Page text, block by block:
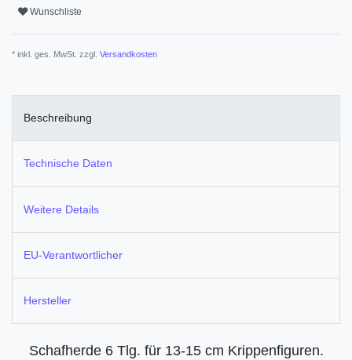
Wunschliste
* inkl. ges. MwSt. zzgl. Versandkosten
Beschreibung
Technische Daten
Weitere Details
EU-Verantwortlicher
Hersteller
Schafherde 6 Tlg. für 13-15 cm Krippenfiguren.